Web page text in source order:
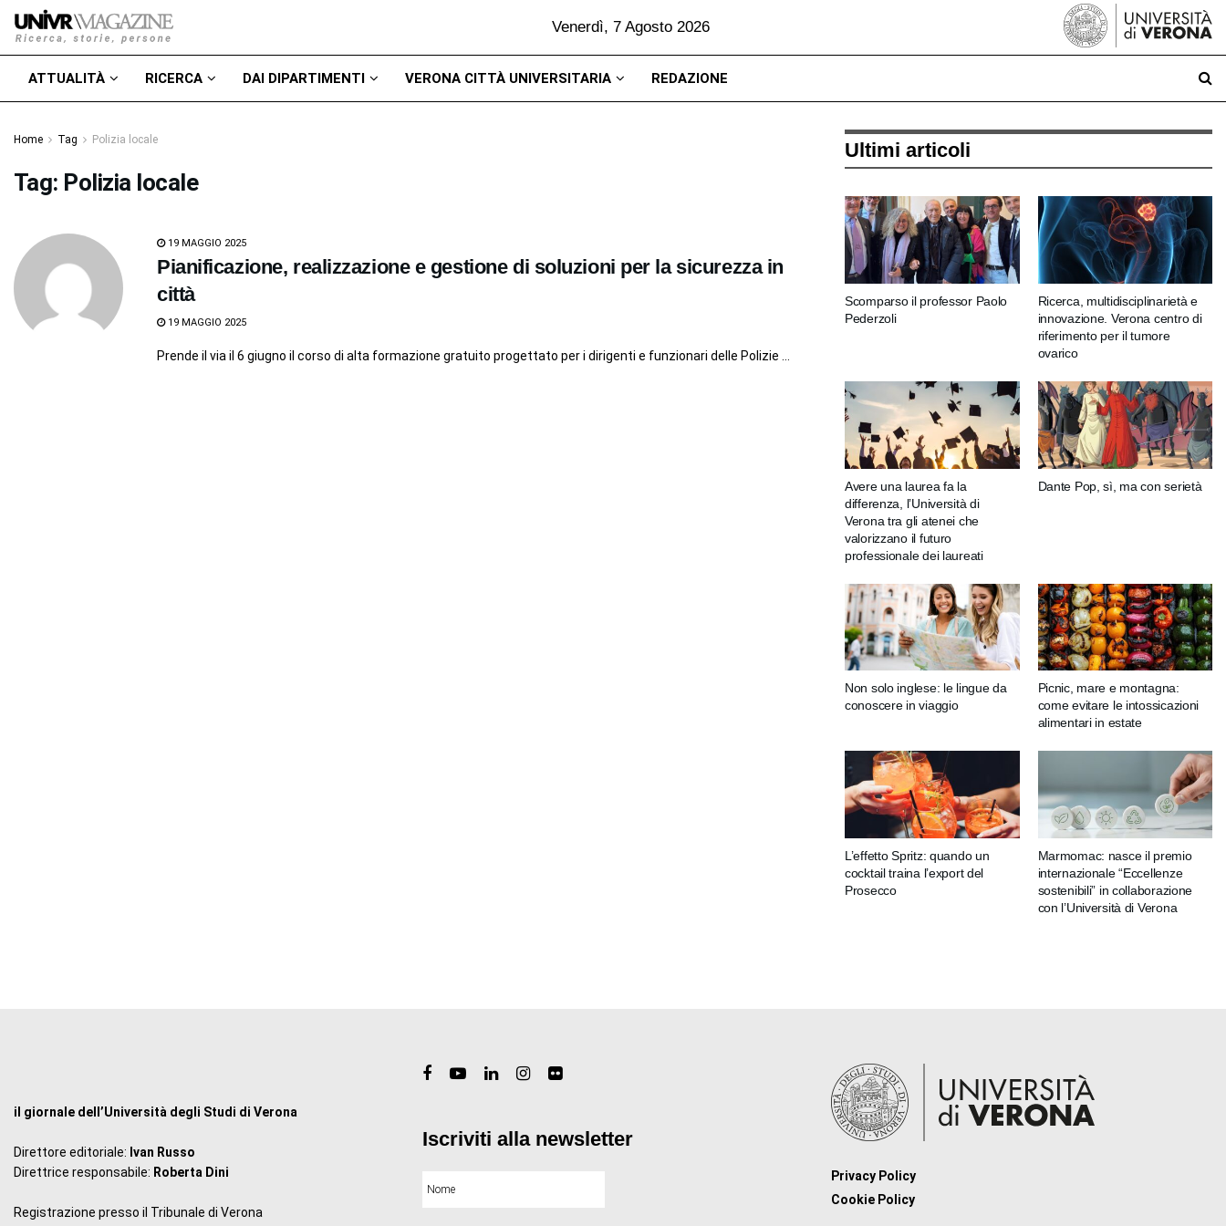
Venerdì, 7 Agosto 2026
ATTUALITÀ RICERCA DAI DIPARTIMENTI VERONA CITTÀ UNIVERSITARIA REDAZIONE
Home Tag Polizia locale
Tag: Polizia locale
19 MAGGIO 2025
Pianificazione, realizzazione e gestione di soluzioni per la sicurezza in
città
19 MAGGIO 2025
Prende il via il 6 giugno il corso di alta formazione gratuito progettato per i dirigenti e funzionari delle Polizie ...
Ultimi articoli
Scomparso il professor Paolo
Pederzoli
Ricerca, multidisciplinarietà e
innovazione. Verona centro di
riferimento per il tumore
ovarico
Avere una laurea fa la
differenza, l’Università di
Verona tra gli atenei che
valorizzano il futuro
professionale dei laureati
Dante Pop, sì, ma con serietà
Non solo inglese: le lingue da
conoscere in viaggio
Picnic, mare e montagna:
come evitare le intossicazioni
alimentari in estate
L’effetto Spritz: quando un
cocktail traina l’export del
Prosecco
Marmomac: nasce il premio
internazionale “Eccellenze
sostenibili” in collaborazione
con l’Università di Verona
il giornale dell’Università degli Studi di Verona
Direttore editoriale: Ivan Russo
Direttrice responsabile: Roberta Dini
Registrazione presso il Tribunale di Verona
Iscriviti alla newsletter
Privacy Policy
Cookie Policy